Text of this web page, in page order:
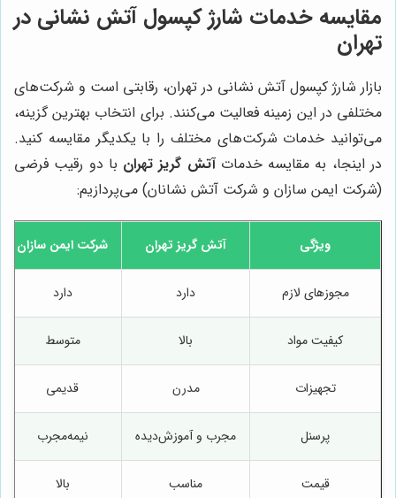
مقایسه خدمات شارژ کپسول آتش نشانی در
تهران
بازار شارژ کپسول آتش نشانی در تهران، رقابتی است و شرکت‌های
مختلفی در این زمینه فعالیت می‌کنند. برای انتخاب بهترین گزینه،
می‌توانید خدمات شرکت‌های مختلف را با یکدیگر مقایسه کنید.
در اینجا، به مقایسه خدماتآتش گریز تهران با دو رقیب فرضی
(شرکت ایمن سازان و شرکت آتش نشانان) می‌پردازیم:
ویژگی آتش گریز تهران شرکت ایمن سازان
مجوزهای لازم دارد دارد
کیفیت مواد بالا متوسط
تجهیزات مدرن قدیمی
پرسنل مجرب و آموزش‌دیده نیمه‌مجرب
قیمت مناسب بالا